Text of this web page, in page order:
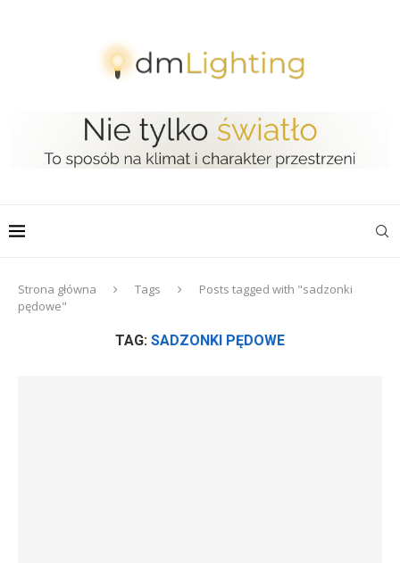
Strona główna Tags
Posts tagged with "sadzonki
pędowe"
TAG: SADZONKI PĘDOWE